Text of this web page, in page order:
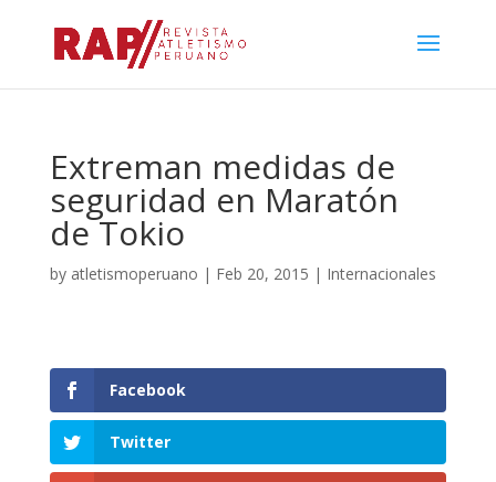
Extreman medidas de
seguridad en Maratón
de Tokio
by atletismoperuano | Feb 20, 2015 | Internacionales
Facebook
Twitter